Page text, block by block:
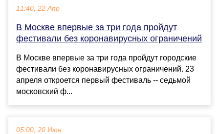
11:40, 22 Апр
В Москве впервые за три года пройдут
фестивали без коронавирусных ограничений
В Москве впервые за три года пройдут городские
фестивали без коронавирусных ограничений. 23
апреля откроется первый фестиваль -- седьмой
московский ф...
05:00, 20 Июн